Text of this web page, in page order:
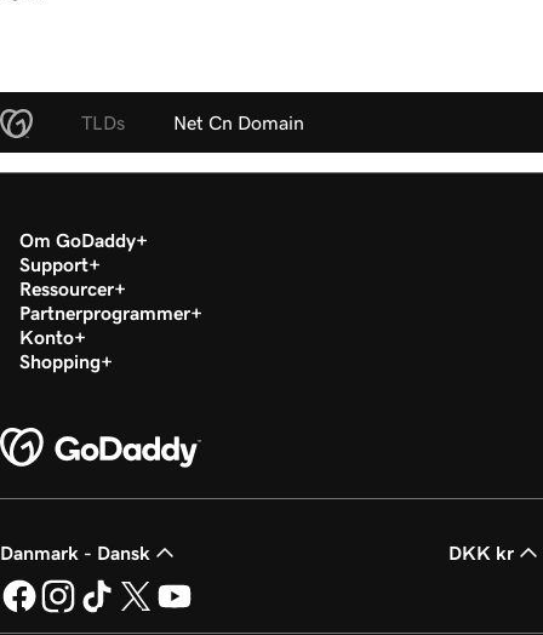
TLDs Net Cn Domain
Om GoDaddy
Support
Ressourcer
Partnerprogrammer
Konto
Shopping
Danmark - Dansk DKK kr